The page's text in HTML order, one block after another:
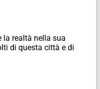
la realtà nella sua
di questa città e di